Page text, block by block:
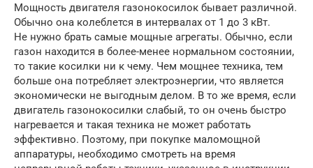
Мощность двигателя газонокосилок бывает различной.
Обычно она колеблется в интервалах от 1 до 3 кВт.
Не нужно брать самые мощные агрегаты. Обычно, если
газон находится в более-менее нормальном состоянии,
то такие косилки ни к чему. Чем мощнее техника, тем
больше она потребляет электроэнергии, что является
экономически не выгодным делом. В то же время, если
двигатель газонокосилки слабый, то он очень быстро
нагревается и такая техника не может работать
эффективно. Поэтому, при покупке маломощной
аппаратуры, необходимо смотреть на время